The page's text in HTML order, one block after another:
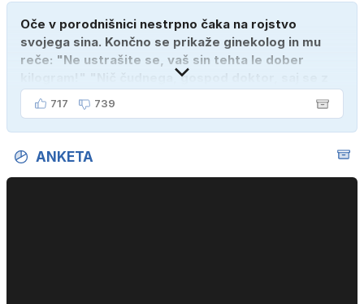
Oče v porodnišnici nestrpno čaka na rojstvo
svojega sina. Končno se prikaže ginekolog in mu
reče: "Ne ustrašite se, vaš sin tehta le dober
kilogram!" "Nič čudnega, gospod doktor, saj se z
ženo poznava šele tri mesece."
717 739
ANKETA